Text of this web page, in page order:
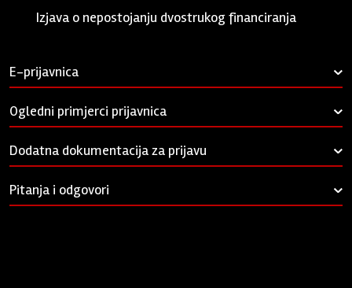
Izjava o nepostojanju dvostrukog financiranja
E-prijavnica ›
Ogledni primjerci prijavnica ›
Dodatna dokumentacija za prijavu ›
Pitanja i odgovori ›